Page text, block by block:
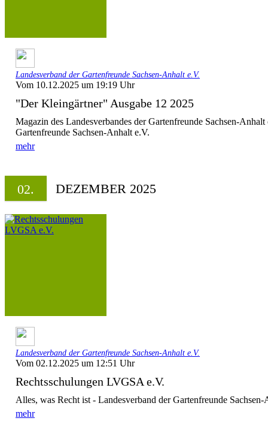
Landesverband der Gartenfreunde Sachsen-Anhalt e.V.
Vom 10.12.2025 um 19:19 Uhr
"Der Kleingärtner" Ausgabe 12 2025
Magazin des Landesverbandes der Gartenfreunde Sachsen-
Gartenfreunde Sachsen-Anhalt e.V.
mehr
02. DEZEMBER 2025
Landesverband der Gartenfreunde Sachsen-Anhalt e.V.
Vom 02.12.2025 um 12:51 Uhr
Rechtsschulungen LVGSA e.V.
Alles, was Recht ist - Landesverband der Gartenfreunde Sachsen-
mehr